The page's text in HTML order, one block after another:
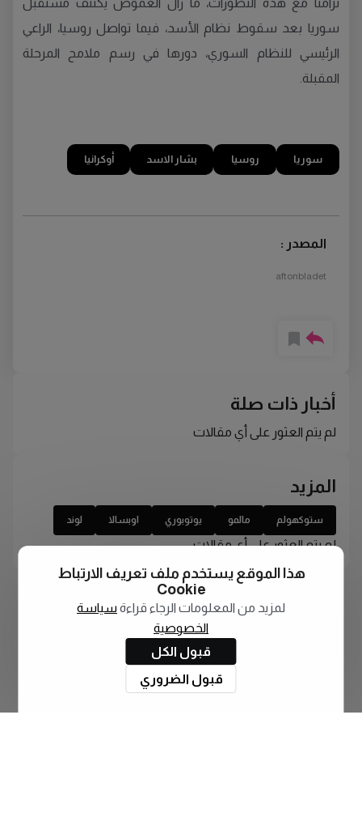
تزامنًا مع هذه التطورات، ما زال الغموض يكتنف مستقبل
سوريا بعد سقوط نظام الأسد، فيما تواصل روسيا، الراعي
الرئيسي للنظام السوري، دورها في رسم ملامح المرحلة
المقبلة.
سوريا روسيا بشار الاسد أوكرانيا
المصدر :
aftonbladet
أخبار ذات صلة
لم يتم العثور على أي مقالات
المزيد
ستوكهولم مالمو يوتوبوري اوبسالا لوند
لم يتم العثور على أي مقالات
هذا الموقع يستخدم ملف تعريف الارتباط
Cookie
لمزيد من المعلومات الرجاء قراءة سياسة
الخصوصية
قبول الكل
قبول الضروري